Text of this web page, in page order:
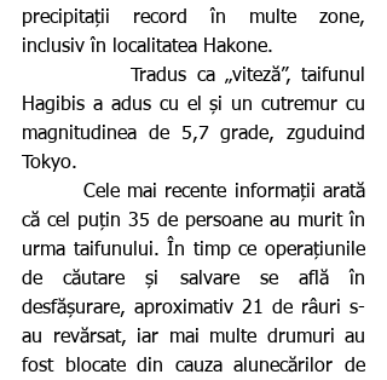
precipitații record în multe zone,
inclusiv în localitatea Hakone.
Hagibis a adus cu el și un cutremur cu
magnitudinea de 5,7 grade, zguduind
Tokyo.
că cel puțin 35 de persoane au murit în
urma taifunului. În timp ce operațiunile
de căutare și salvare se află în
desfășurare, aproximativ 21 de râuri s-
au revărsat, iar mai multe drumuri au
fost blocate din cauza alunecărilor de